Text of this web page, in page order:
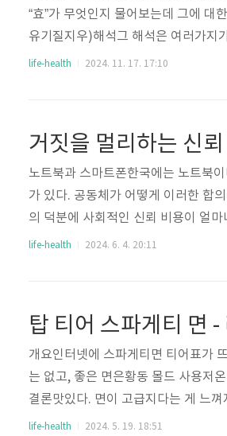
“효”가 무엇인지 물어보는데 그에
유기질지우)해석그 해석은 여러가지
고상하며, 내가 읽으며 느낀 공자라
해주는 사람은 부모와 스승 둘 뿐이라..
life-health 2024. 11. 17. 17:10
거짓을 멀리하는 신뢰
노트북과 스마트폰한국에는 노트북
가 있다. 공동체가 어떻게 이러한 합
의 덕분에 사회적인 신뢰 비용이 얼
이명박이 1억원의 입금 출금을 반복
위해 1960년에 설립된 상이라 한다..
life-health 2024. 6. 4. 20:11
탑 티어 스파게티 면
개요인터넷에 스파게티면 티어표가
는 없고, 좋은 면은황동 몰드 사용저
결론맛있다. 면이 고급지다는 게 느
은 면이라 해도 엄청나게 비싼 것도
life-health 2024. 5. 19. 18:51